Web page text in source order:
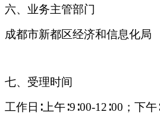
六、业务主管部门
成都市新都区经济和信息化局
七、受理时间
工作日 ∶上午∶9∶00-12∶00；下午